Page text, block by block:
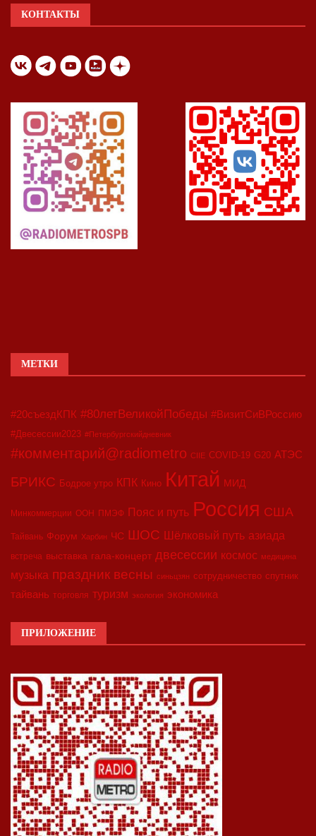
КОНТАКТЫ
МЕТКИ
#20съездКПК #80летВеликойПобеды #ВизитСиВРоссию
#Двесессии2023 #Петербургскийдневник
#комментарий@radiometro CIIE COVID-19 G20 АТЭС
БРИКС Бодрое утро КПК Кино Китай МИД
Минкоммерции ООН ПМЭФ Пояс и путь Россия США
Тайвань Форум Харбин ЧС ШОС Шёлковый путь азиада
встреча выставка гала-концерт двесессии космос медицина
музыка праздник весны синьцзян сотрудничество спутник
тайвань торговля туризм экология экономика
ПРИЛОЖЕНИЕ